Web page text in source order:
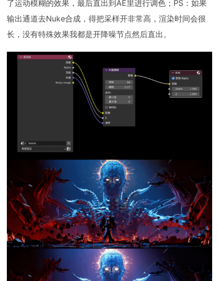
了运动模糊的效果，最后直出到AE里进行调色；PS：如果
输出通道去Nuke合成，得把采样开非常高，渲染时间会很
长，没有特殊效果我都是开降噪节点然后直出。